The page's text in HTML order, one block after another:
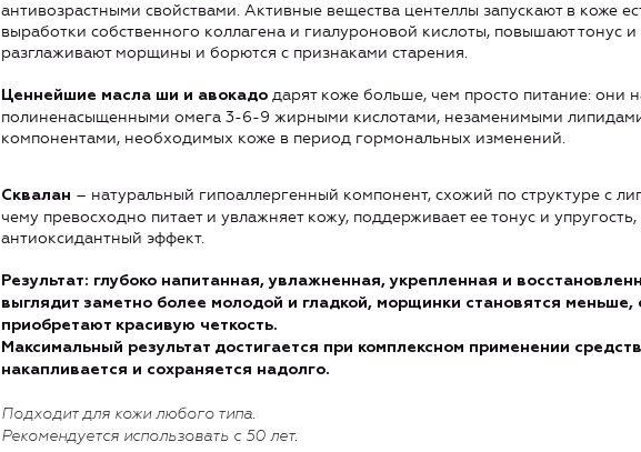
антивозрастными свойствами. Активные вещества центеллы запускают в коже
выработки собственного коллагена и гиалуроновой кислоты, повышают тонус и
разглаживают морщины и борются с признаками старения.
Ценнейшие масла ши и авокадо дарят коже больше, чем просто питание: они
полиненасыщенными омега 3-6-9 жирными кислотами, незаменимыми
компонентами, необходимых коже в период гормональных изменений.
Сквалан – натуральный гипоаллергенный компонент, схожий по структуре с
чему превосходно питает и увлажняет кожу, поддерживает ее тонус и упругость,
антиоксидантный эффект.
Результат: глубоко напитанная, увлажненная, укрепленная и
выглядит заметно более молодой и гладкой, морщинки становятся меньше,
приобретают красивую четкость.
Максимальный результат достигается при комплексном применении
накапливается и сохраняется надолго.
Подходит для кожи любого типа.
Рекомендуется использовать с 50 лет.